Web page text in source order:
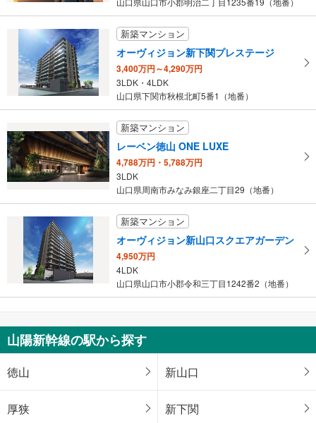
新築マンション
オーヴィジョン新下関プレステージ
3,400万円～4,290万円
3LDK・4LDK
山口県下関市秋根北町5番1（地番）
新築マンション
レーベン徳山 ONE LUXE
4,788万円・5,788万円
3LDK
山口県周南市みなみ銀座二丁目29（地番）
新築マンション
オーヴィジョン新山口スクエアガーデン
4,950万円
4LDK
山口県山口市小郡令和三丁目1242番2（地番）
山陽新幹線の駅から探す
徳山 新山口
厚狭 新下関